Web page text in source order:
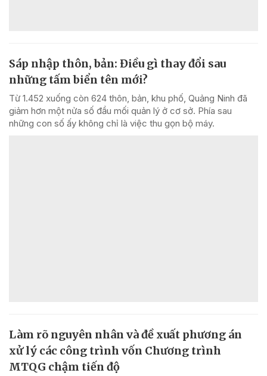
Sáp nhập thôn, bản: Điều gì thay đổi sau
những tấm biển tên mới?
Từ 1.452 xuống còn 624 thôn, bản, khu phố, Quảng Ninh đã
giảm hơn một nửa số đầu mối quản lý ở cơ sở. Phía sau
những con số ấy không chỉ là việc thu gọn bộ máy.
Làm rõ nguyên nhân và đề xuất phương án
xử lý các công trình vốn Chương trình
MTQG chậm tiến độ